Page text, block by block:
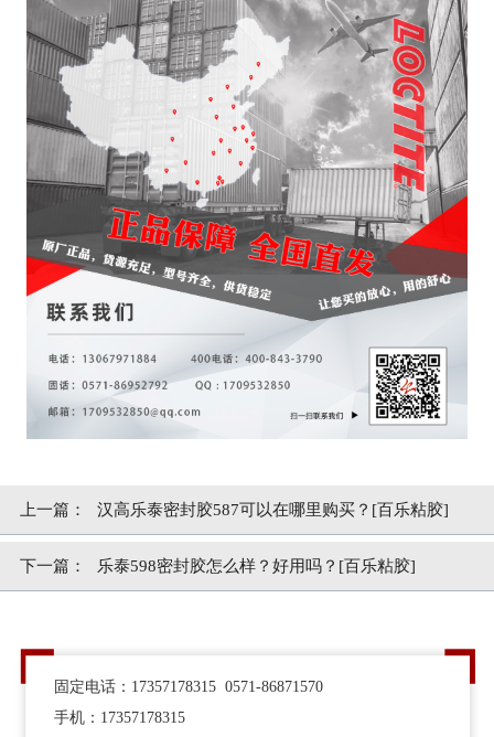
上一篇： 汉高乐泰密封胶587可以在哪里购买？[百乐粘胶]
下一篇： 乐泰598密封胶怎么样？好用吗？[百乐粘胶]
固定电话：17357178315 0571-86871570
手机：17357178315